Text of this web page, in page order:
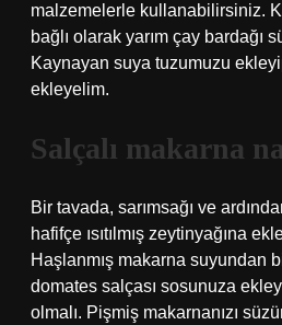
malzemelerle kullanabilirsiniz.
bağlı olarak yarım çay bardağı
Kaynayan suya tuzumuzu
ekleyelim.
Salçalı makarna
Bir tavada, sarımsağı ve
hafifçe ısıtılmış zeytinyağına
Haşlanmış makarna suyundan
domates salçası sosunuza
olmalı. Pişmiş makarnanızı